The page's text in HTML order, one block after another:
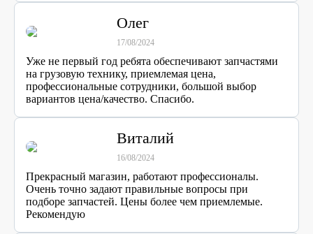
Олег
17/08/2024
Уже не первый год ребята обеспечивают запчастями
на грузовую технику, приемлемая цена,
профессиональные сотрудники, большой выбор
вариантов цена/качество. Спасибо.
Виталий
16/08/2024
Прекрасный магазин, работают профессионалы.
Очень точно задают правильные вопросы при
подборе запчастей. Цены более чем приемлемые.
Рекомендую